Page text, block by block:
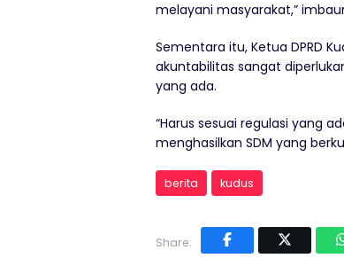
melayani masyarakat,”
Sementara itu, Ketua DPRD
akuntabilitas sangat
yang ada.
“Harus sesuai regulasi yang
menghasilkan SDM yang
berita kudus
Share: